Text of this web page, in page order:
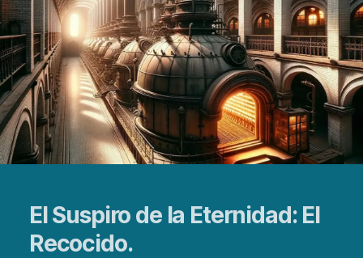
El Suspiro de la Eternidad: El
Recocido.